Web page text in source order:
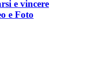
e vincere
e Foto